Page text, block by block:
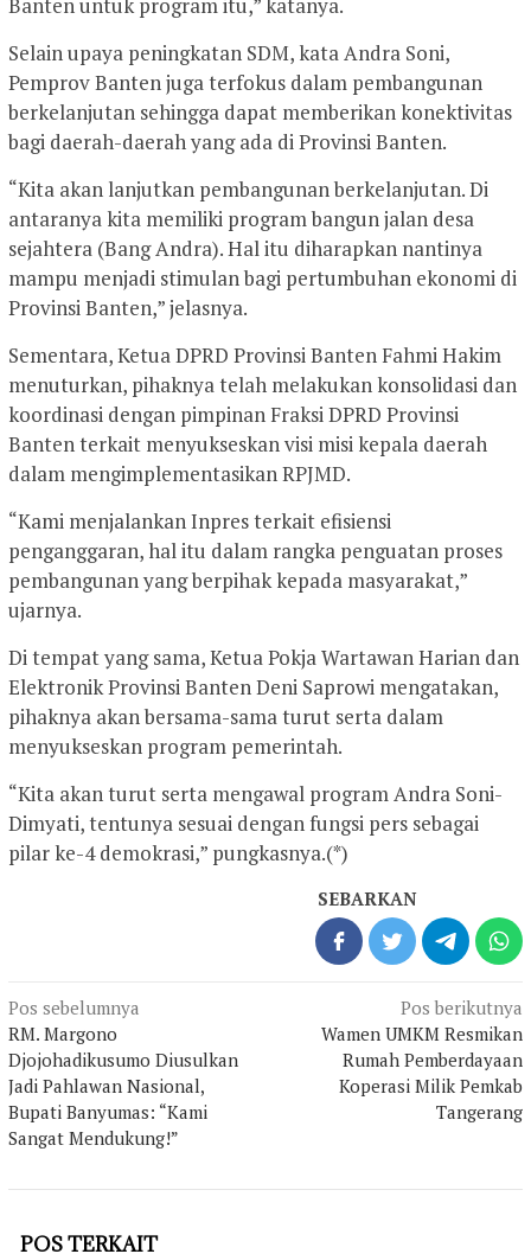
Selain upaya peningkatan SDM, kata Andra Soni,
Pemprov Banten juga terfokus dalam pembangunan
berkelanjutan sehingga dapat memberikan konektivitas
bagi daerah-daerah yang ada di Provinsi Banten.
“Kita akan lanjutkan pembangunan berkelanjutan. Di
antaranya kita memiliki program bangun jalan desa
sejahtera (Bang Andra). Hal itu diharapkan nantinya
mampu menjadi stimulan bagi pertumbuhan ekonomi di
Provinsi Banten,” jelasnya.
Sementara, Ketua DPRD Provinsi Banten Fahmi Hakim
menuturkan, pihaknya telah melakukan konsolidasi dan
koordinasi dengan pimpinan Fraksi DPRD Provinsi
Banten terkait menyukseskan visi misi kepala daerah
dalam mengimplementasikan RPJMD.
“Kami menjalankan Inpres terkait efisiensi
penganggaran, hal itu dalam rangka penguatan proses
pembangunan yang berpihak kepada masyarakat,”
ujarnya.
Di tempat yang sama, Ketua Pokja Wartawan Harian dan
Elektronik Provinsi Banten Deni Saprowi mengatakan,
pihaknya akan bersama-sama turut serta dalam
menyukseskan program pemerintah.
“Kita akan turut serta mengawal program Andra Soni-
Dimyati, tentunya sesuai dengan fungsi pers sebagai
pilar ke-4 demokrasi,” pungkasnya.(*)
SEBARKAN
Navigasi
pos
Pos sebelumnya
RM. Margono
Djojohadikusumo Diusulkan
Jadi Pahlawan Nasional,
Bupati Banyumas: “Kami
Sangat Mendukung!”
Pos berikutnya
Wamen UMKM Resmikan
Rumah Pemberdayaan
Koperasi Milik Pemkab
Tangerang
POS TERKAIT